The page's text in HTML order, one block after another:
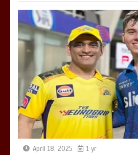
April 18, 2025 1 yr